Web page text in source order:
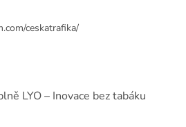
ceskatrafika/
LYO – Inovace bez tabáku